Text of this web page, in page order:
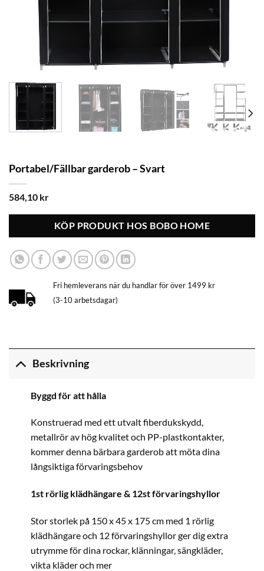
Portabel/Fällbar garderob – Svart
584,10 kr
KÖP PRODUKT HOS BOBO HOME
Fri hemleverans när du handlar för över 1499 kr
(3-10 arbetsdagar)
Beskrivning
Byggd för att hålla
Konstruerad med ett utvalt fiberdukskydd,
metallrör av hög kvalitet och PP-plastkontakter,
kommer denna bärbara garderob att möta dina
långsiktiga förvaringsbehov
1st rörlig klädhängare & 12st förvaringshyllor
Stor storlek på 150 x 45 x 175 cm med 1 rörlig
klädhängare och 12 förvaringshyllor ger dig extra
utrymme för dina rockar, klänningar, sängkläder,
vikta kläder och mer